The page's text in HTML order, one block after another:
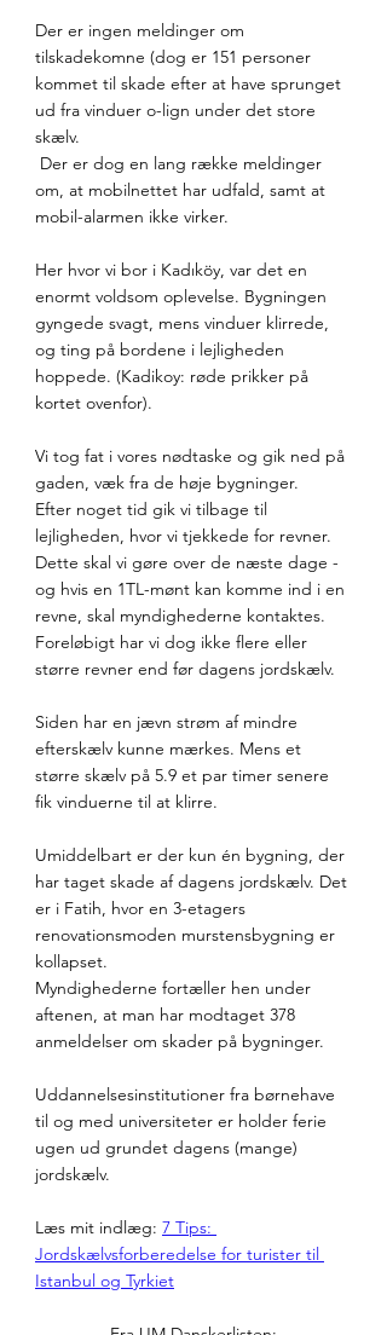
Der er ingen meldinger om
tilskadekomne (dog er 151 personer
kommet til skade efter at have sprunget
ud fra vinduer o-lign under det store
skælv.
om, at mobilnettet har udfald, samt at
mobil-alarmen ikke virker.
Her hvor vi bor i Kadıköy, var det en
enormt voldsom oplevelse. Bygningen
gyngede svagt, mens vinduer klirrede,
og ting på bordene i lejligheden
hoppede. (Kadikoy: røde prikker på
kortet ovenfor).
Vi tog fat i vores nødtaske og gik ned på
gaden, væk fra de høje bygninger.
Efter noget tid gik vi tilbage til
lejligheden, hvor vi tjekkede for revner.
Dette skal vi gøre over de næste dage -
og hvis en 1TL-mønt kan komme ind i en
revne, skal myndighederne kontaktes.
Foreløbigt har vi dog ikke flere eller
større revner end før dagens jordskælv.
Siden har en jævn strøm af mindre
efterskælv kunne mærkes. Mens et
større skælv på 5.9 et par timer senere
fik vinduerne til at klirre.
Umiddelbart er der kun én bygning, der
har taget skade af dagens jordskælv. Det
er i Fatih, hvor en 3-etagers
renovationsmoden murstensbygning er
kollapset.
Myndighederne fortæller hen under
aftenen, at man har modtaget 378
anmeldelser om skader på bygninger.
Uddannelsesinstitutioner fra børnehave
til og med universiteter er holder ferie
ugen ud grundet dagens (mange)
jordskælv.
Læs mit indlæg: 7 Tips:
Jordskælvsforberedelse for turister til
Istanbul og Tyrkiet